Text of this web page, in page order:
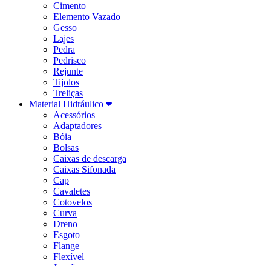
Cimento
Elemento Vazado
Gesso
Lajes
Pedra
Pedrisco
Rejunte
Tijolos
Treliças
Material Hidráulico
Acessórios
Adaptadores
Bóia
Bolsas
Caixas de descarga
Caixas Sifonada
Cap
Cavaletes
Cotovelos
Curva
Dreno
Esgoto
Flange
Flexível